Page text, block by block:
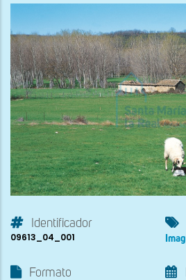
Identificador
09613_04_001
Formato